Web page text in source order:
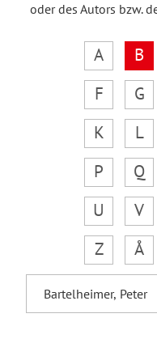
oder des Autors bzw.
A B
F
G
K
L
P
Q
U
V
Z
Å